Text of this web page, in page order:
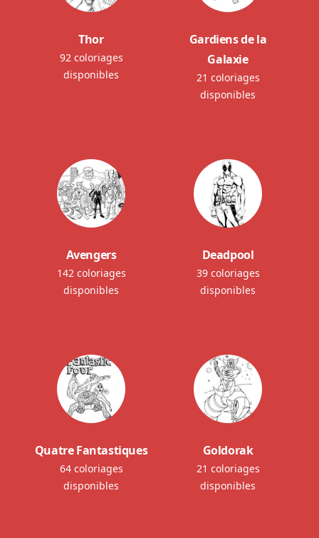
Thor
92 coloriages
disponibles
Gardiens de la
Galaxie
21 coloriages
disponibles
Avengers
142 coloriages
disponibles
Deadpool
39 coloriages
disponibles
Quatre Fantastiques
64 coloriages
disponibles
Goldorak
21 coloriages
disponibles